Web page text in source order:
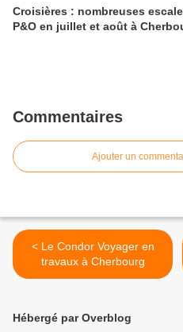
Croisières : nombreuses
P&O en juillet et août à
Commentaires
Ajouter un
< Le Condor Voyager en
travaux à Cherbourg
Hébergé par Overblog